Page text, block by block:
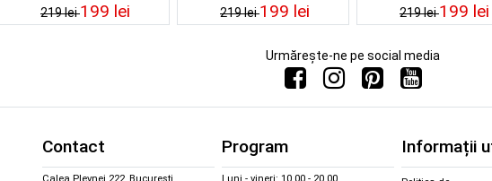
100A 52mm
219 lei199 lei
100A 53mm
219 lei199 lei
100A 55mm
219 lei199 lei
Urmărește-ne pe social media
Contact
Calea Plevnei 222, București
Program
Luni - vineri: 10.00 - 20.00
Informații